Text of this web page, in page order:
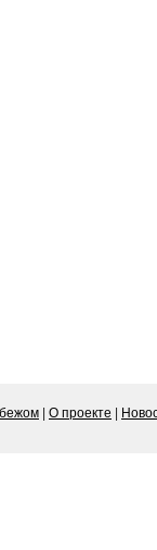
О проекте